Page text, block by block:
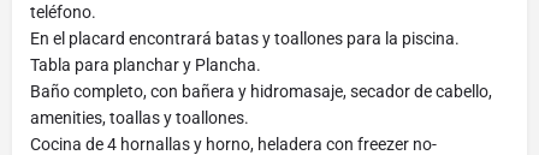
teléfono.
En el placard encontrará batas y toallones para la piscina.
Tabla para planchar y Plancha.
Baño completo, con bañera y hidromasaje, secador de cabello,
amenities, toallas y toallones.
Cocina de 4 hornallas y horno, heladera con freezer no-